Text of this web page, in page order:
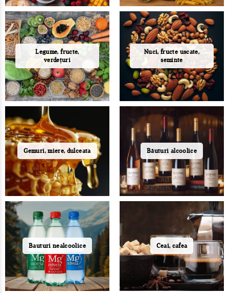
Legume, fructe,
verdețuri
Nuci, fructe uscate,
seminte
Gemuri, miere, dulceata Băuturi alcoolice
Bauturi nealcoolice Ceai, cafea